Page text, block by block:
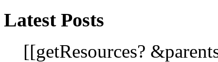
Latest Posts
[[getResources?